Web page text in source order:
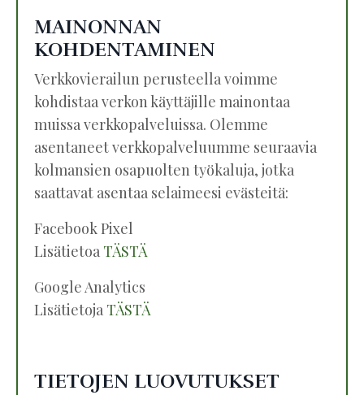
MAINONNAN
KOHDENTAMINEN
Verkkovierailun perusteella voimme
kohdistaa verkon käyttäjille mainontaa
muissa verkkopalveluissa. Olemme
asentaneet verkkopalveluumme seuraavia
kolmansien osapuolten työkaluja, jotka
saattavat asentaa selaimeesi evästeitä:
Facebook Pixel
Lisätietoa TÄSTÄ
Google Analytics
Lisätietoja TÄSTÄ
TIETOJEN LUOVUTUKSET